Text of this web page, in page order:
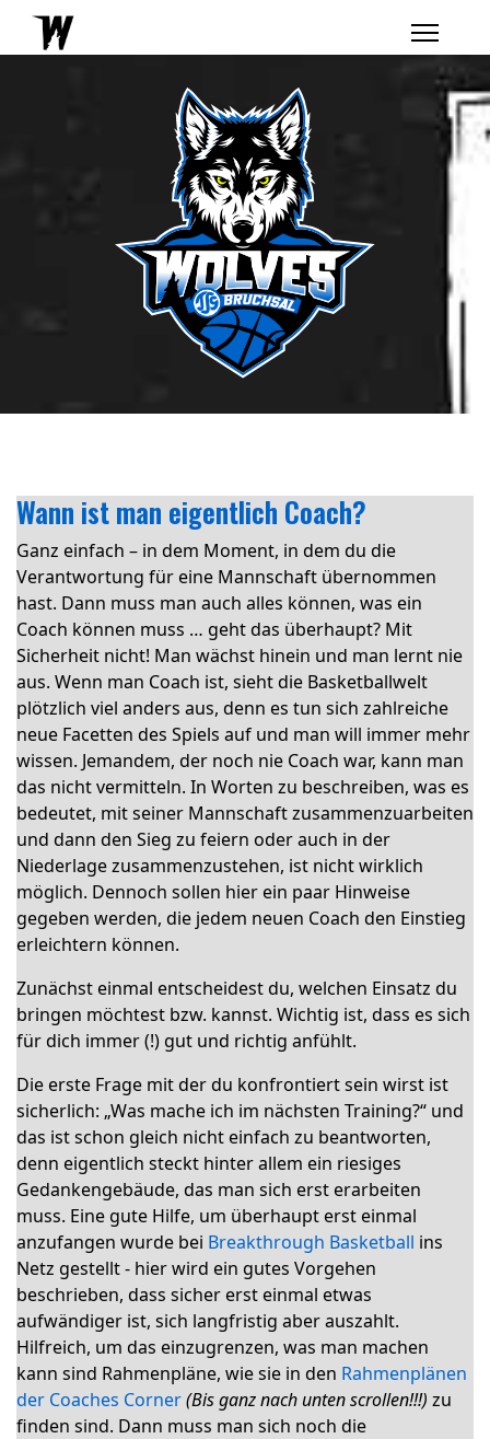
Wann ist man eigentlich Coach?
Ganz einfach – in dem Moment, in dem du die
Verantwortung für eine Mannschaft übernommen
hast. Dann muss man auch alles können, was ein
Coach können muss … geht das überhaupt? Mit
Sicherheit nicht! Man wächst hinein und man lernt nie
aus. Wenn man Coach ist, sieht die Basketballwelt
plötzlich viel anders aus, denn es tun sich zahlreiche
neue Facetten des Spiels auf und man will immer mehr
wissen. Jemandem, der noch nie Coach war, kann man
das nicht vermitteln. In Worten zu beschreiben, was es
bedeutet, mit seiner Mannschaft zusammenzuarbeiten
und dann den Sieg zu feiern oder auch in der
Niederlage zusammenzustehen, ist nicht wirklich
möglich. Dennoch sollen hier ein paar Hinweise
gegeben werden, die jedem neuen Coach den Einstieg
erleichtern können.
Zunächst einmal entscheidest du, welchen Einsatz du
bringen möchtest bzw. kannst. Wichtig ist, dass es sich
für dich immer (!) gut und richtig anfühlt.
Die erste Frage mit der du konfrontiert sein wirst ist
sicherlich: „Was mache ich im nächsten Training?“ und
das ist schon gleich nicht einfach zu beantworten,
denn eigentlich steckt hinter allem ein riesiges
Gedankengebäude, das man sich erst erarbeiten
muss. Eine gute Hilfe, um überhaupt erst einmal
anzufangen wurde bei Breakthrough Basketball ins
Netz gestellt - hier wird ein gutes Vorgehen
beschrieben, dass sicher erst einmal etwas
aufwändiger ist, sich langfristig aber auszahlt.
Hilfreich, um das einzugrenzen, was man machen
kann sind Rahmenpläne, wie sie in den Rahmenplänen
der Coaches Corner(Bis ganz nach unten scrollen!!!) zu
finden sind. Dann muss man sich noch die